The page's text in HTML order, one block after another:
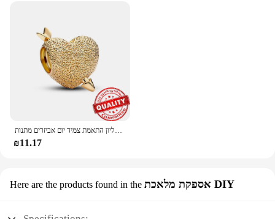
יפה 925 סטרלינג כסף יום אהבה אדום סוף אהבה רוז תליון התאמת צמיד יום אביזרים מתנות
₪11.17
Here are the products found in the אספקת מלאכת DIY